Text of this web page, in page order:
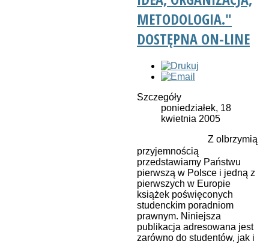
METODOLOGIA."
DOSTĘPNA ON-LINE
Szczegóły
poniedziałek, 18
kwietnia 2005
Z olbrzymią
przyjemnością
przedstawiamy Państwu
pierwszą w Polsce i jedną z
pierwszych w Europie
książek poświęconych
studenckim poradniom
prawnym. Niniejsza
publikacja adresowana jest
zarówno do studentów, jak i